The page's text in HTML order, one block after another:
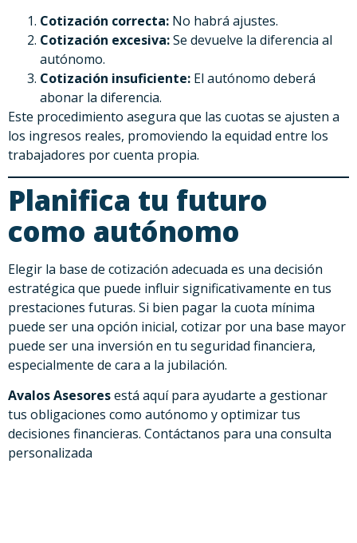
Cotización correcta: No habrá ajustes.
Cotización excesiva:Se devuelve la diferencia al
autónomo.
Cotización insuficiente: El autónomo deberá
abonar la diferencia.
Este procedimiento asegura que las cuotas se ajusten a
los ingresos reales, promoviendo la equidad entre los
trabajadores por cuenta propia.
Planifica tu futuro
como autónomo
Elegir la base de cotización adecuada es una decisión
estratégica que puede influir significativamente en tus
prestaciones futuras. Si bien pagar la cuota mínima
puede ser una opción inicial, cotizar por una base mayor
puede ser una inversión en tu seguridad financiera,
especialmente de cara a la jubilación.
Avalos Asesoresestá aquí para ayudarte a gestionar
tus obligaciones como autónomo y optimizar tus
decisiones financieras. Contáctanos para una consulta
personalizada